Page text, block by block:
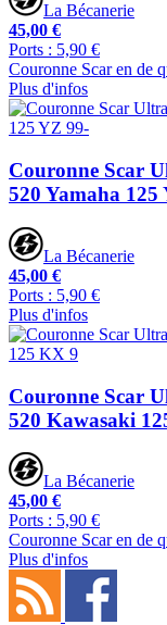
La Bécanerie
45,00 €
Ports : 5,90 €
Couronne Scar en de
Plus d'infos
Couronne Scar
520 Yamaha 125
La Bécanerie
45,00 €
Ports : 5,90 €
Plus d'infos
Couronne Scar
520 Kawasaki
La Bécanerie
45,00 €
Ports : 5,90 €
Couronne Scar en de
Plus d'infos